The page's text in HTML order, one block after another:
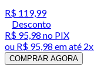
R$ 119,99
Desconto
R$ 95,98 no PIX
ou R$ 95,98 em até
COMPRAR AGORA